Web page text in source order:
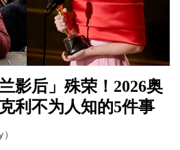
影后」殊荣！2026奥
利不为人知的5件事